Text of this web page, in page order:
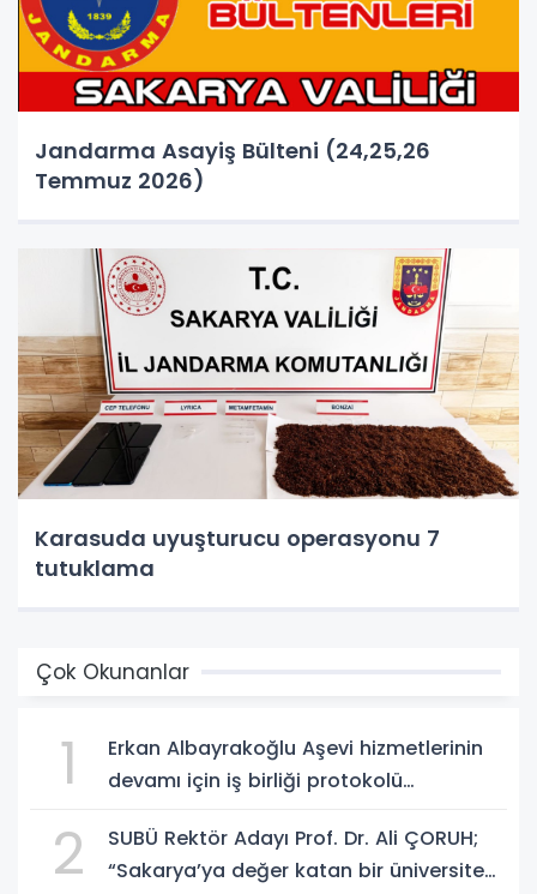
Jandarma Asayiş Bülteni (24,25,26
Temmuz 2026)
Karasuda uyuşturucu operasyonu 7
tutuklama
Çok Okunanlar
1
Erkan Albayrakoğlu Aşevi hizmetlerinin
devamı için iş birliği protokolü
2
SUBÜ Rektör Adayı Prof. Dr. Ali ÇORUH;
“Sakarya’ya değer katan bir üniversite